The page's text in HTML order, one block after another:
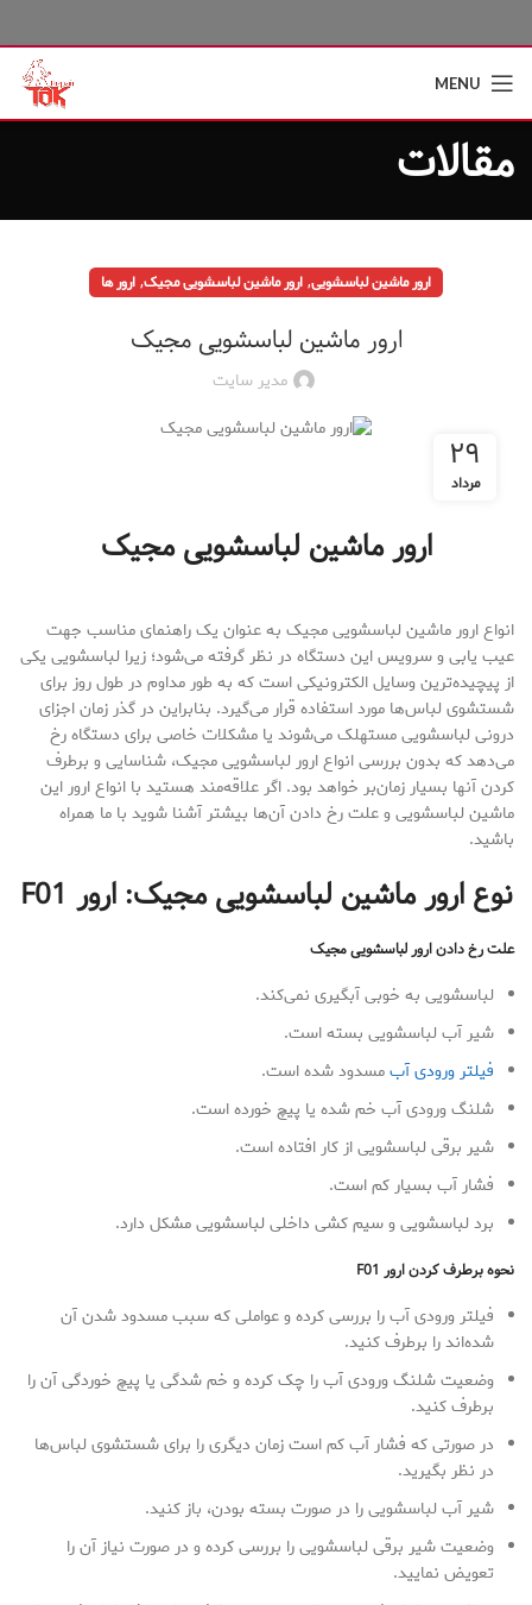
MENU
مقالات
ارور ماشین لباسشویی, ارور ماشین لباسشویی مجیک, ارور ها
ارور ماشین لباسشویی مجیک
مدیر سایت
۲۹
مرداد
ارور ماشین لباسشویی مجیک
انواع ارور ماشین لباسشویی مجیک به عنوان یک راهنمای مناسب جهت
عیب یابی و سرویس این دستگاه در نظر گرفته می‌شود؛ زیرا لباسشویی یکی
از پیچیده‌ترین وسایل الکترونیکی است که به طور مداوم در طول روز برای
شستشوی لباس‌ها مورد استفاده قرار می‌گیرد. بنابراین در گذر زمان اجزای
درونی لباسشویی مستهلک می‌شوند یا مشکلات خاصی برای دستگاه رخ
می‌دهد که بدون بررسی انواع ارور لباسشویی مجیک، شناسایی و برطرف
کردن آنها بسیار زمان‌بر خواهد بود. اگر علاقه‌مند هستید با انواع ارور این
ماشین لباسشویی و علت رخ دادن آن‌ها بیشتر آشنا شوید با ما همراه
باشید.
نوع ارور ماشین لباسشویی مجیک: ارور F01
علت رخ دادن ارور لباسشویی مجیک
لباسشویی به خوبی آبگیری نمی‌کند.
شیر آب لباسشویی بسته است.
فیلتر ورودی آبمسدود شده است.
شلنگ ورودی آب خم شده یا پیچ خورده است.
شیر برقی لباسشویی از کار افتاده است.
فشار آب بسیار کم است.
برد لباسشویی و سیم کشی داخلی لباسشویی مشکل دارد.
نحوه برطرف کردن ارور F01
فیلتر ورودی آب را بررسی کرده و عواملی که سبب مسدود شدن آن
شده‌اند را برطرف کنید.
وضعیت شلنگ ورودی آب را چک کرده و خم شدگی یا پیچ خوردگی آن را
برطرف کنید.
در صورتی که فشار آب کم است زمان دیگری را برای شستشوی لباس‌ها
در نظر بگیرید.
شیر آب لباسشویی را در صورت بسته بودن، باز کنید.
وضعیت شیر برقی لباسشویی را بررسی کرده و در صورت نیاز آن را
تعویض نمایید.